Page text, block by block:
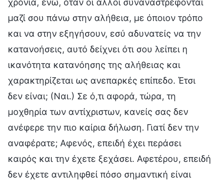
μαζί σου πάνω στην αλήθεια, με όποιον τρόπο
και να στην εξηγήσουν, εσύ αδυνατείς να την
κατανοήσεις, αυτό δείχνει ότι σου λείπει η
ικανότητα κατανόησης της αλήθειας και
χαρακτηρίζεται ως ανεπαρκές επίπεδο. Έτσι
δεν είναι; (Ναι.) Σε ό,τι αφορά, τώρα, τη
μοχθηρία των αντίχριστων, κανείς σας δεν
ανέφερε την πιο καίρια δήλωση. Γιατί δεν την
αναφέρατε; Αφενός, επειδή έχει περάσει
καιρός και την έχετε ξεχάσει. Αφετέρου, επειδή
δεν έχετε αντιληφθεί πόσο σημαντική είναι